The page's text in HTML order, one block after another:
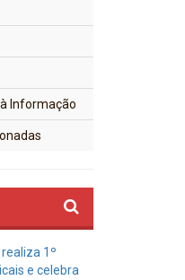
Informação
1º
e celebra